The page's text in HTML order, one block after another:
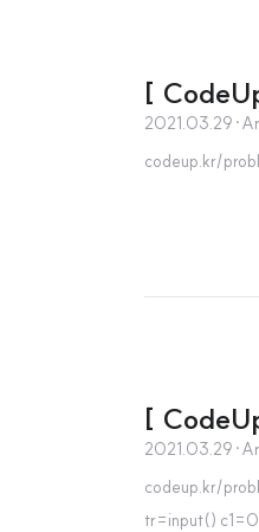
[
2021.03.29 ·
codeup.kr/
[
2021.03.29 ·
codeup.kr/
tr=input()